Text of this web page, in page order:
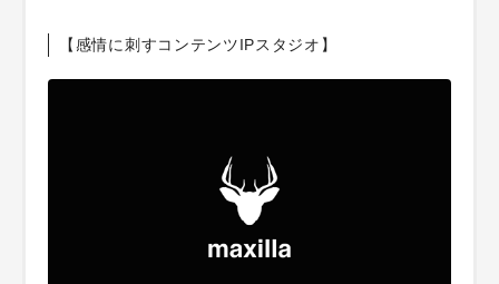
【感情に刺すコンテンツIPスタジオ】